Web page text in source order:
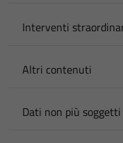
Interventi
Altri contenuti
Dati non più